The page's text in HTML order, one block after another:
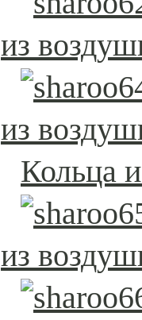
из
из
Кольца
из